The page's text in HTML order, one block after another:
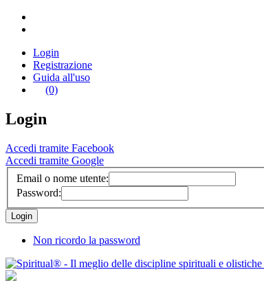
Login
Registrazione
Guida all'uso
(0)
Login
Accedi tramite Facebook
Accedi tramite Google
Email o nome utente:
Password:
Non ricordo la password